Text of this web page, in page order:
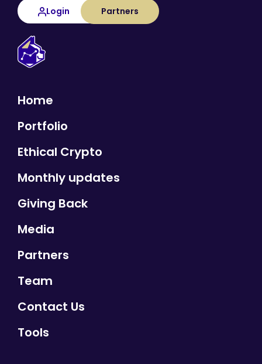
Login Partners
Home
Portfolio
Ethical Crypto
Monthly updates
Giving Back
Media
Partners
Team
Contact Us
Tools